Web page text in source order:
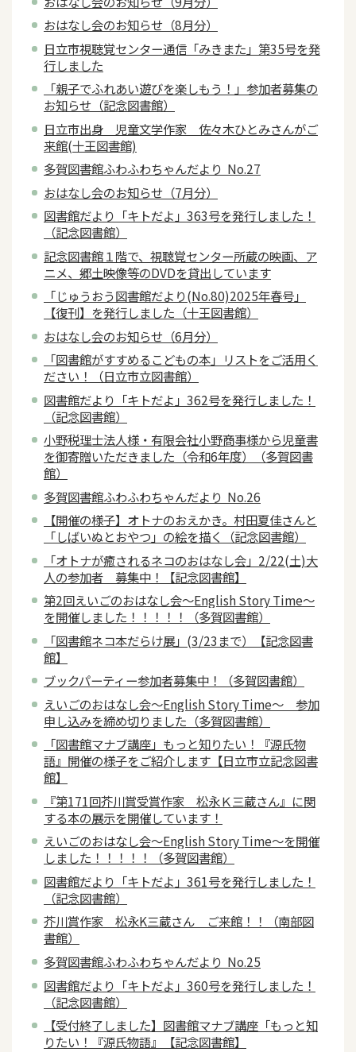
おはなし会のお知らせ（8月分）
日立市視聴覚センター通信「みきまた」第35号を発
行しました
「親子でふれあい遊びを楽しもう！」参加者募集の
お知らせ（記念図書館）
日立市出身 児童文学作家 佐々木ひとみさんがご
来館(十王図書館)
多賀図書館ふわふわちゃんだより No.27
おはなし会のお知らせ（7月分）
図書館だより「キトだよ」363号を発行しました！
（記念図書館）
記念図書館１階で、視聴覚センター所蔵の映画、ア
ニメ、郷土映像等のDVDを貸出しています
「じゅうおう図書館だより(No.80)2025年春号」
【復刊】を発行しました（十王図書館）
おはなし会のお知らせ（6月分）
「図書館がすすめるこどもの本」リストをご活用く
ださい！（日立市立図書館）
図書館だより「キトだよ」362号を発行しました！
（記念図書館）
小野税理士法人様・有限会社小野商事様から児童書
を御寄贈いただきました（令和6年度）（多賀図書
館）
多賀図書館ふわふわちゃんだより No.26
【開催の様子】オトナのおえかき。村田夏佳さんと
「しばいぬとおやつ」の絵を描く（記念図書館）
「オトナが癒されるネコのおはなし会」2/22(土)大
人の参加者 募集中！【記念図書館】
第2回えいごのおはなし会～English Story Time～
を開催しました！！！！！（多賀図書館）
「図書館ネコ本だらけ展」(3/23まで）【記念図書
館】
ブックパーティー参加者募集中！（多賀図書館）
えいごのおはなし会～English Story Time～ 参加
申し込みを締め切りました（多賀図書館）
「図書館マナブ講座」もっと知りたい！『源氏物
語』開催の様子をご紹介します【日立市立記念図書
館】
『第171回芥川賞受賞作家 松永Ｋ三蔵さん』に関
する本の展示を開催しています！
えいごのおはなし会～English Story Time～を開催
しました！！！！！（多賀図書館）
図書館だより「キトだよ」361号を発行しました！
（記念図書館）
芥川賞作家 松永K三蔵さん ご来館！！（南部図
書館）
多賀図書館ふわふわちゃんだより No.25
図書館だより「キトだよ」360号を発行しました！
（記念図書館）
【受付終了しました】図書館マナブ講座「もっと知
りたい！『源氏物語』【記念図書館】